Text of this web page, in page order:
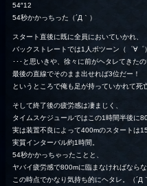
54″12
54秒かかっちった（´Д｀）
スタート直後に既に全員においていかれ、
バックストレートでは1人ポツーン（゜∀゜）
･･･と思いきや、徐々に前がヘタレてきたの
最後の直線でそのまま出せれば3位だー！
というところで俺も足が持っていかれて死
そして終了後の疲労感は凄まじく、
タイムスケジュールではこの1時間半後に
実は装置不良によって400mのスタートは
実質インターバル約1時間。
54秒かかっちゃったことと、
ヤバイ疲労感で800mに臨まなければならな
この時点でかなり気持ち的にヘタレ。（´Д